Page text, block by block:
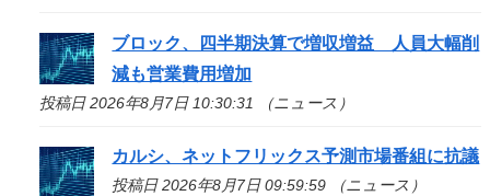
ブロック、四半期決算で増収増益 人員大幅削
減も営業費用増加
投稿日 2026年8月7日 10:30:31 （ニュース）
カルシ、ネットフリックス予測市場番組に抗議
投稿日 2026年8月7日 09:59:59 （ニュース）